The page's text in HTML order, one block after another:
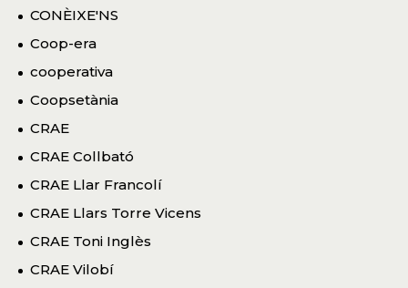
CONÈIXE'NS
Coop-era
cooperativa
Coopsetània
CRAE
CRAE Collbató
CRAE Llar Francolí
CRAE Llars Torre Vicens
CRAE Toni Inglès
CRAE Vilobí